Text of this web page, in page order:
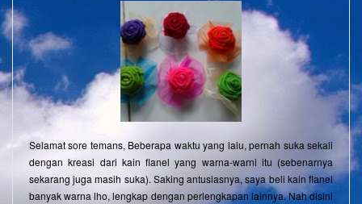
Selamat sore temans, Beberapa waktu yang lalu, pernah suka sekali
dengan kreasi dari kain flanel yang warna-warni itu (sebenarnya
sekarang juga masih suka). Saking antusiasnya, saya beli kain flanel
banyak warna lho, lengkap dengan perlengkapan lainnya. Nah disini